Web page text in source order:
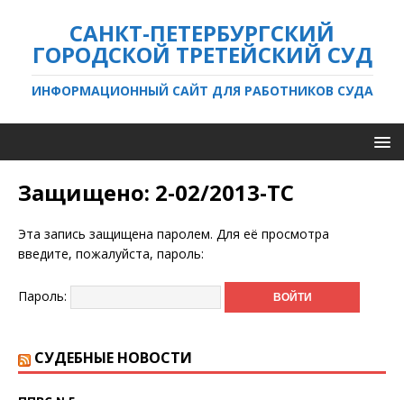
САНКТ-ПЕТЕРБУРГСКИЙ
ГОРОДСКОЙ ТРЕТЕЙСКИЙ СУД
ИНФОРМАЦИОННЫЙ САЙТ ДЛЯ РАБОТНИКОВ СУДА
Защищено: 2-02/2013-ТС
Эта запись защищена паролем. Для её просмотра
введите, пожалуйста, пароль:
Пароль:
СУДЕБНЫЕ НОВОСТИ